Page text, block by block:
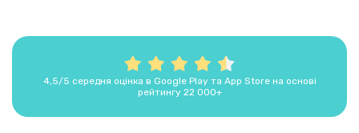
4,5/5 середня оцінка в Google Play та App Store на основі
рейтингу 22 000+